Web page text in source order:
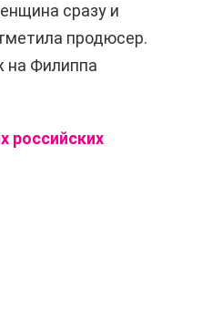
сразу и
продюсер.
на Филиппа
российских